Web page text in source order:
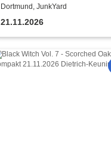
Made in sYn Tour 2026
Dortmund, JunkYard
21.11.2026